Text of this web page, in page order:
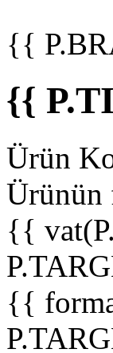
{{
{{
Ürün
Ürünün
{{
{{